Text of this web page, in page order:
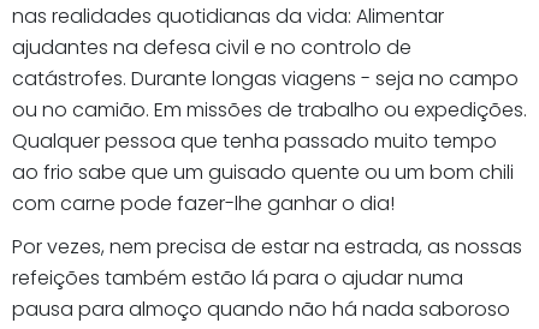
nas realidades quotidianas da vida: Alimentar
ajudantes na defesa civil e no controlo de
catástrofes. Durante longas viagens - seja no campo
ou no camião. Em missões de trabalho ou expedições.
Qualquer pessoa que tenha passado muito tempo
ao frio sabe que um guisado quente ou um bom chili
com carne pode fazer-lhe ganhar o dia!
Por vezes, nem precisa de estar na estrada, as nossas
refeições também estão lá para o ajudar numa
pausa para almoço quando não há nada saboroso